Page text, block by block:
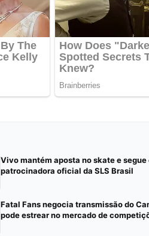
Vivo mantém aposta no skate e segue
patrocinadora oficial da SLS Brasil
Fatal Fans negocia transmissão do
pode estrear no mercado de